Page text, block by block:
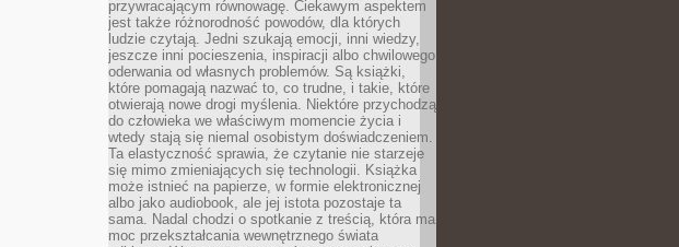
przywracającym równowagę. Ciekawym aspektem
jest także różnorodność powodów, dla których
ludzie czytają. Jedni szukają emocji, inni wiedzy,
jeszcze inni pocieszenia, inspiracji albo chwilowego
oderwania od własnych problemów. Są książki,
które pomagają nazwać to, co trudne, i takie, które
otwierają nowe drogi myślenia. Niektóre przychodzą
do człowieka we właściwym momencie życia i
wtedy stają się niemal osobistym doświadczeniem.
Ta elastyczność sprawia, że czytanie nie starzeje
się mimo zmieniających się technologii. Książka
może istnieć na papierze, w formie elektronicznej
albo jako audiobook, ale jej istota pozostaje ta
sama. Nadal chodzi o spotkanie z treścią, która ma
moc przekształcania wewnętrznego świata